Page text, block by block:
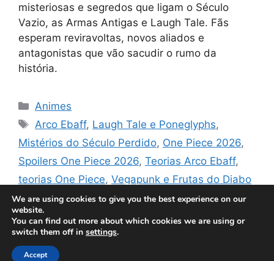
misteriosas e segredos que ligam o Século
Vazio, as Armas Antigas e Laugh Tale. Fãs
esperam reviravoltas, novos aliados e
antagonistas que vão sacudir o rumo da
história.
Categorias
Animes
Tags
Arco Ebaff, Laugh Tale e Poneglyphs,
Mistérios do Século Perdido, One Piece 2026,
Spoilers One Piece 2026, Teorias Arco Ebaff,
teorias One Piece, Vegapunk e Frutas do Diabo
Deixe um comentário
We are using cookies to give you the best experience on our
website.
You can find out more about which cookies we are using or
switch them off in settings.
Accept